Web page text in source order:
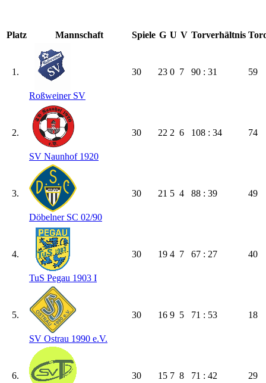
Platz Mannschaft Spiele G U V Torverhältnis
1.
Roßweiner SV
30 23 0 7 90 : 31 59
2.
SV Naunhof 1920
30 22 2 6 108 : 34 74
3.
Döbelner SC 02/​90
30 21 5 4 88 : 39 49
4.
TuS Pegau 1903 I
30 19 4 7 67 : 27 40
5.
SV Ostrau 1990 e.V.
30 16 9 5 71 : 53 18
6. 30 15 7 8 71 : 42 29